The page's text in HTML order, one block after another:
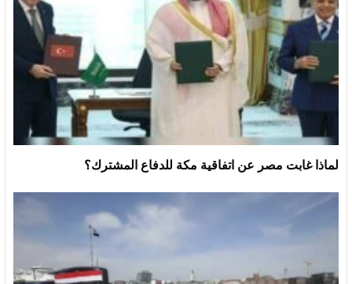
لماذا غابت مصر عن اتفاقية مكة للدفاع المشترك؟